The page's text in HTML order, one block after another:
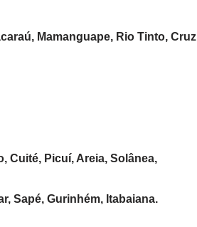
Mamanguape, Rio Tinto, Cruz
Cuité, Picuí, Areia, Solânea,
Sapé, Gurinhém, Itabaiana.